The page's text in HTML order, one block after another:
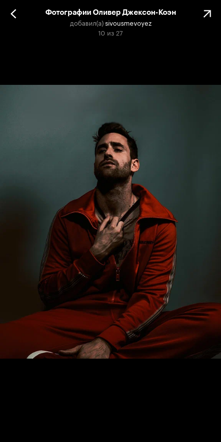
Фотографии Оливер Джексон-Коэн
добавил(а)sivousmevoyez
10 из 27